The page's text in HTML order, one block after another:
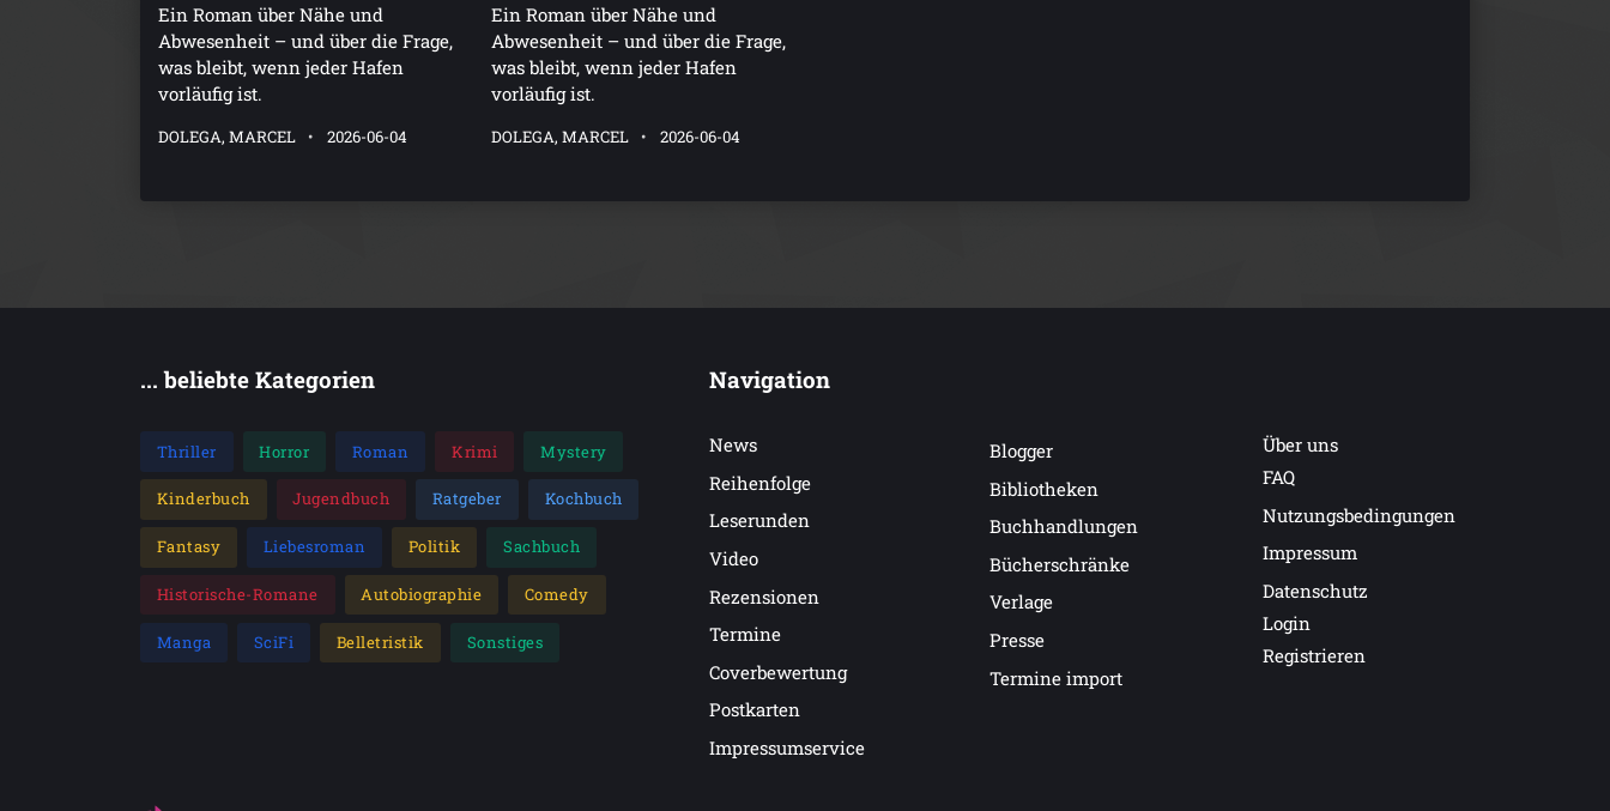
Ein Roman über Nähe und
Abwesenheit – und über die Frage,
was bleibt, wenn jeder Hafen
vorläufig ist.
DOLEGA, MARCEL 2026-06-04
Ein Roman über Nähe und
Abwesenheit – und über die Frage,
was bleibt, wenn jeder Hafen
vorläufig ist.
DOLEGA, MARCEL 2026-06-04
... beliebte Kategorien
Thriller Horror Roman Krimi Mystery
Kinderbuch Jugendbuch Ratgeber Kochbuch
Fantasy Liebesroman Politik Sachbuch
Historische-Romane Autobiographie Comedy
Manga SciFi Belletristik Sonstiges
Navigation
News
Reihenfolge
Leserunden
Video
Rezensionen
Termine
Coverbewertung
Postkarten
Impressumservice
Blogger
Bibliotheken
Buchhandlungen
Bücherschränke
Verlage
Presse
Termine import
Über uns
FAQ
Nutzungsbedingungen
Impressum
Datenschutz
Login
Registrieren